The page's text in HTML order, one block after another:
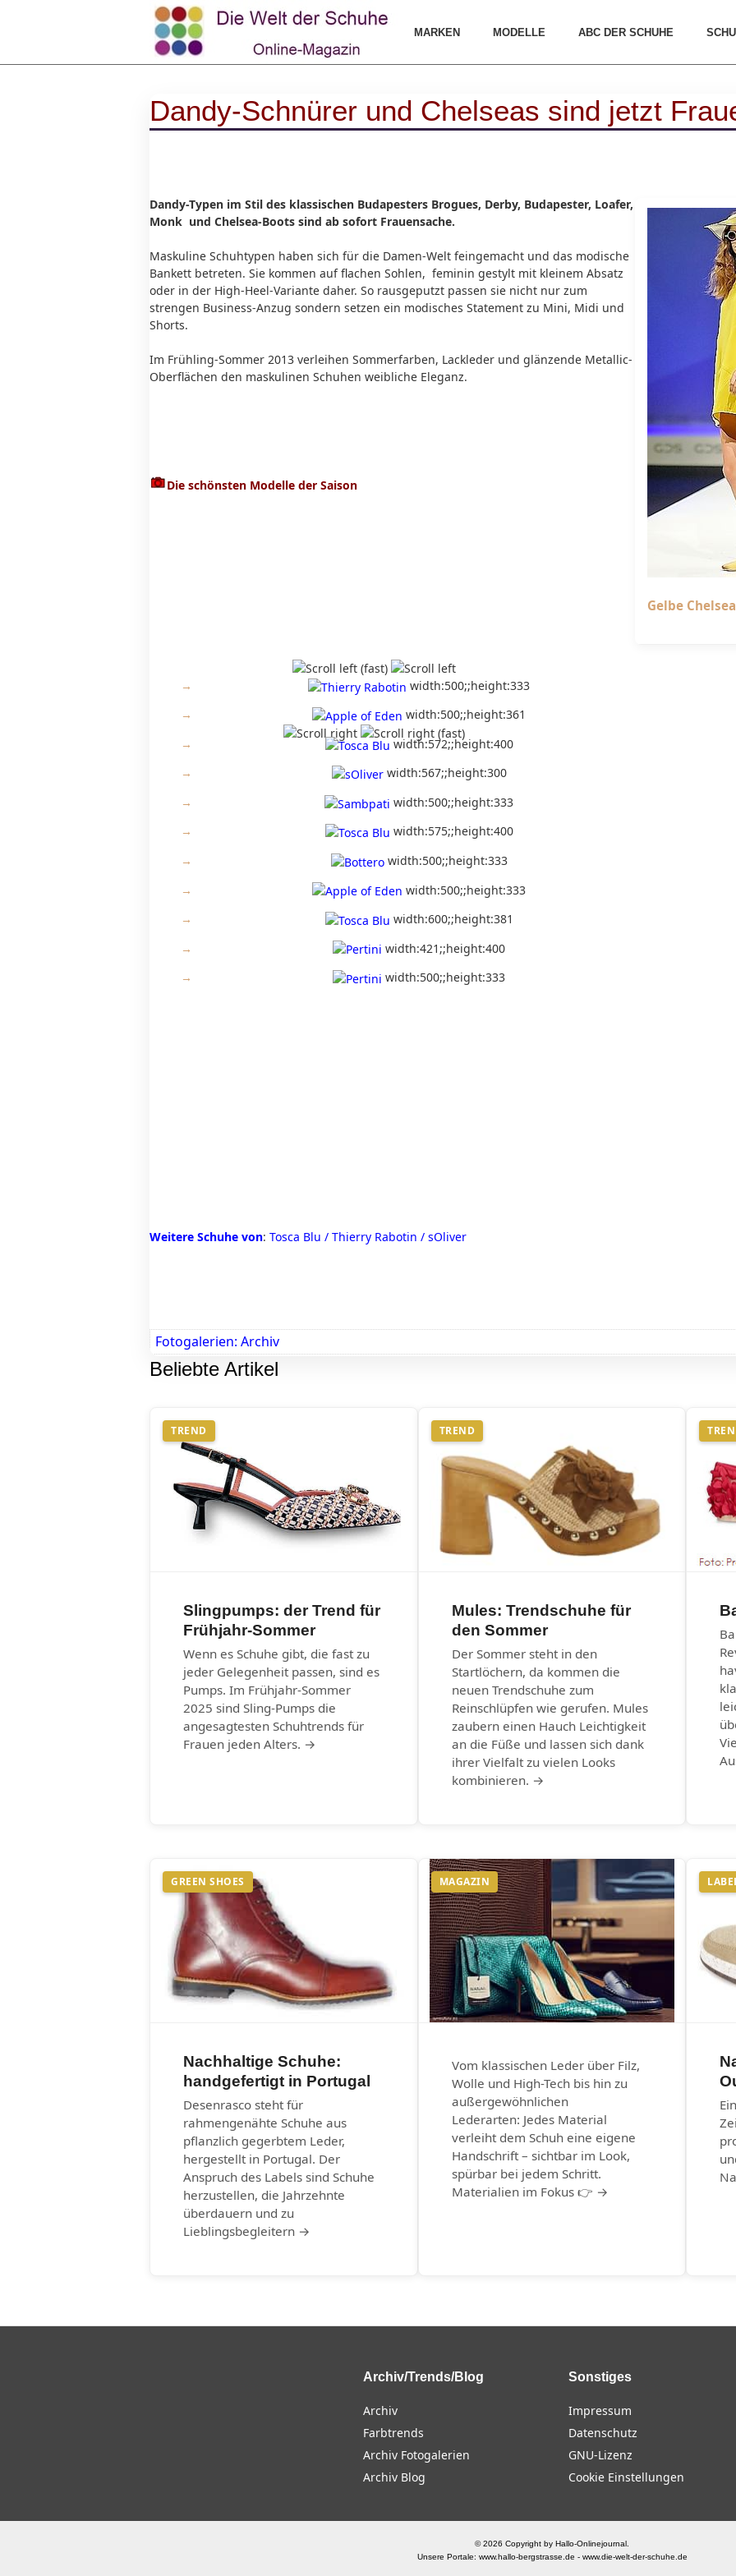
MARKEN MODELLE ABC DER SCHUHE
Dandy-Schnürer und Chelseas sind jetzt
Gelbe
Dandy-Typen im Stil des klassischen Budapesters Brogues, Derby, Budapester, Loafer,
Monk und Chelsea-Boots sind ab sofort Frauensache.
Maskuline Schuhtypen haben sich für die Damen-Welt feingemacht und das modische
Bankett betreten. Sie kommen auf flachen Sohlen, feminin gestylt mit kleinem Absatz
oder in der High-Heel-Variante daher. So rausgeputzt passen sie nicht nur zum
strengen Business-Anzug sondern setzen ein modisches Statement zu Mini, Midi und
Shorts.
Im Frühling-Sommer 2013 verleihen Sommerfarben, Lackleder und glänzende Metallic-
Oberflächen den maskulinen Schuhen weibliche Eleganz.
Die schönsten Modelle der Saison
width:500;;height:333
width:500;;height:361
width:572;;height:400
width:567;;height:300
width:500;;height:333
width:575;;height:400
width:500;;height:333
width:500;;height:333
width:600;;height:381
width:421;;height:400
width:500;;height:333
Weitere Schuhe von: Tosca Blu / Thierry Rabotin / sOliver
Fotogalerien: Archiv
Beliebte Artikel
TREND
Slingpumps: der Trend für
Frühjahr-Sommer
Wenn es Schuhe gibt, die fast zu
jeder Gelegenheit passen, sind es
Pumps. Im Frühjahr-Sommer
2025 sind Sling-Pumps die
angesagtesten Schuhtrends für
Frauen jeden Alters. →
TREND
Mules: Trendschuhe für
den Sommer
Der Sommer steht in den
Startlöchern, da kommen die
neuen Trendschuhe zum
Reinschlüpfen wie gerufen. Mules
zaubern einen Hauch Leichtigkeit
an die Füße und lassen sich dank
ihrer Vielfalt zu vielen Looks
kombinieren. →
GREEN SHOES
Nachhaltige Schuhe:
handgefertigt in Portugal
Desenrasco steht für
rahmengenähte Schuhe aus
pflanzlich gegerbtem Leder,
hergestellt in Portugal. Der
Anspruch des Labels sind Schuhe
herzustellen, die Jahrzehnte
überdauern und zu
Lieblingsbegleitern →
MAGAZIN
Vom klassischen Leder über Filz,
Wolle und High-Tech bis hin zu
außergewöhnlichen
Lederarten: Jedes Material
verleiht dem Schuh eine eigene
Handschrift – sichtbar im Look,
spürbar bei jedem Schritt.
Materialien im Fokus 👉 →
Archiv/Trends/Blog
Archiv
Farbtrends
Archiv Fotogalerien
Archiv Blog
Sonstiges
Impressum
Datenschutz
GNU-Lizenz
Cookie Einstellungen
© 2026 Copyright by Hallo-Onlinejournal.
Unsere Portale: www.hallo-bergstrasse.de - www.die-welt-der-schuhe.de